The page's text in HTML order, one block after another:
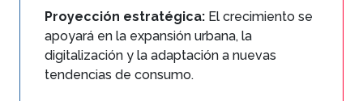
Proyección estratégica: El crecimiento se
apoyará en la expansión urbana, la
digitalización y la adaptación a nuevas
tendencias de consumo.